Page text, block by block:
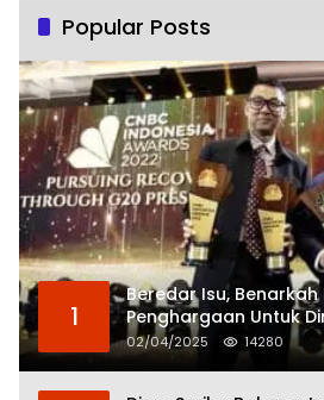
Popular Posts
1
Beredar Isu,
Penghargaan Untuk
02/04/2025 14280